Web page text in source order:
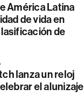
América Latina
de vida en
de
lanza un reloj
el alunizaje